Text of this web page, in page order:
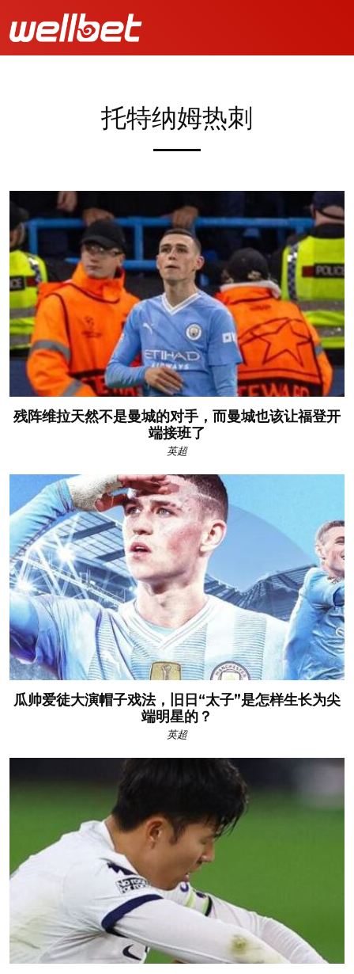
托特纳姆热刺
残阵维拉天然不是曼城的对手，而曼城也该让福登开
端接班了
英超
瓜帅爱徒大演帽子戏法，旧日“太子”是怎样生长为尖
端明星的？
英超